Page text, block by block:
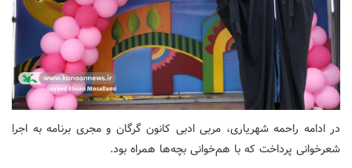
در ادامه راحمه شهریاری، مربی ادبی کانون گرگان و مجری برنامه به اجرا
شعرخوانی پرداخت که با هم‌خوانی بچه‌ها همراه بود.